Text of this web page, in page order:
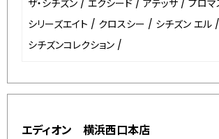
ザ・シチズン / エクシード / アテッサ / プロマ
シリーズエイト / クロスシー / シチズン エル /
シチズンコレクション /
エディオン 横浜西口本店